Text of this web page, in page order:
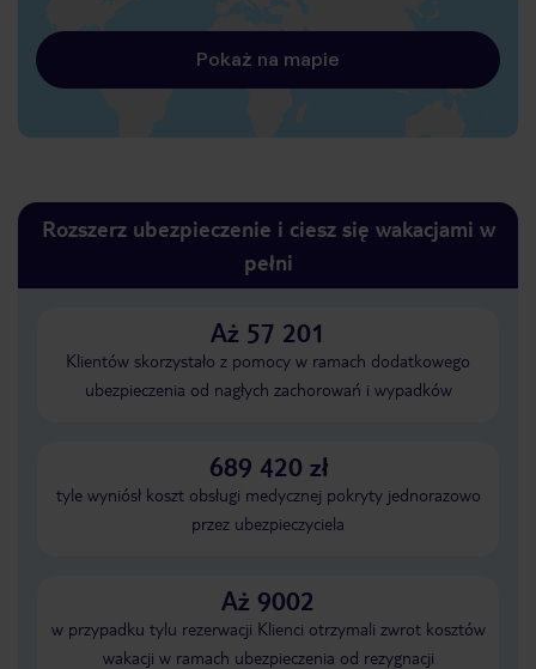
Pokaż na mapie
Rozszerz ubezpieczenie i ciesz się wakacjami w
pełni
Aż 57 201
Klientów skorzystało z pomocy w ramach dodatkowego
ubezpieczenia od nagłych zachorowań i wypadków
689 420 zł
tyle wyniósł koszt obsługi medycznej pokryty jednorazowo
przez ubezpieczyciela
Aż 9002
w przypadku tylu rezerwacji Klienci otrzymali zwrot kosztów
wakacji w ramach ubezpieczenia od rezygnacji